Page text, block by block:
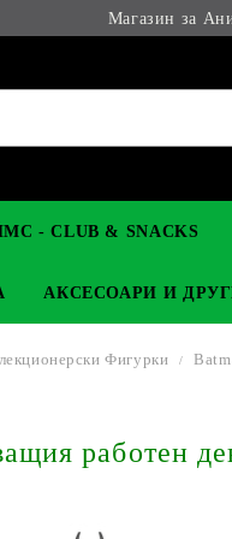
Магазин за
КОЛЕКЦИОНЕРСКИ
- CLUB & SNACKS
MAGIC:
АКСЕСОАРИ И
КЛЮЧОДЪРЖАТЕЛИ
Фигурки
работен